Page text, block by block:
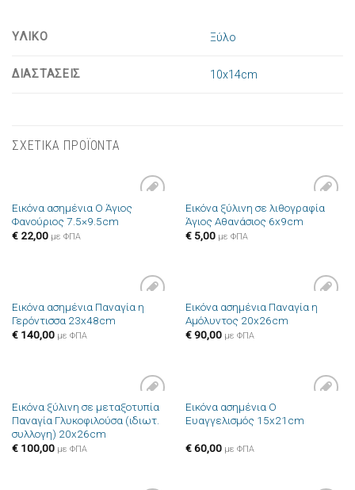
ΥΛΙΚΟ Ξύλο
ΔΙΑΣΤΑΣΕΙΣ 10x14cm
ΣΧΕΤΙΚΑ ΠΡΟΪΟΝΤΑ
Πρόσθήκη
στην λίστα
Εικόνα ασημένια Ο Άγιος
Φανούριος 7.5×9.5cm
€22,00 με ΦΠΑ
Πρόσθήκη
στην λίστα
Εικόνα ξύλινη σε λιθογραφία
Άγιος Αθανάσιος 6x9cm
€5,00 με ΦΠΑ
Πρόσθήκη
Εικόνα ασημένια Παναγία η
Γερόντισσα 23x48cm
€140,00 με ΦΠΑ
Πρόσθήκη
Εικόνα ασημένια Παναγία η
Αμόλυντος 20x26cm
€90,00 με ΦΠΑ
Πρόσθήκη
στην λίστα
Εικόνα ξύλινη σε μεταξοτυπία
Παναγία Γλυκοφιλούσα (ιδιωτ.
συλλογη) 20x26cm
€100,00 με ΦΠΑ
στην λίστα
Εικόνα ασημένια Ο
Ευαγγελισμός 15x21cm
€60,00 με ΦΠΑ